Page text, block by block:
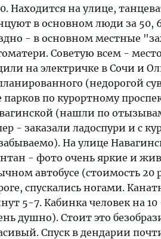
Находится на улице,
в основном люди за 50,
- в основном местные
Советую всем -
на электричке в Сочи и
(недорогой
парков по курортному
(нашли по
- заказали ладоспури и с
На улице
- фото очень яркие и
автобусе (стоимость
спускались ногами.
5-7. Кабинка человек на
душно). Стоит это
Спуск в дендарии